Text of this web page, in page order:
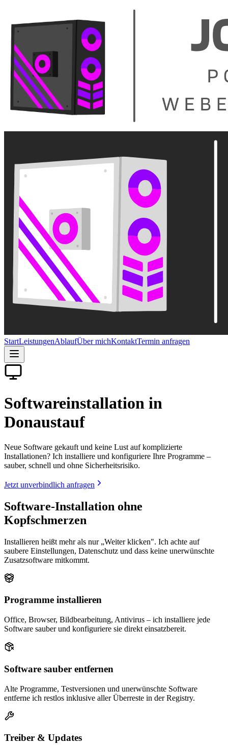
StartLeistungenAblaufÜber michKontaktTermin anfragen
Softwareinstallation in
Donaustauf
Neue Software gekauft und keine Lust auf komplizierte
Installationen? Ich installiere und konfiguriere Ihre Programme –
sauber, schnell und ohne Sicherheitsrisiko.
Jetzt unverbindlich anfragen
Software-Installation ohne
Kopfschmerzen
Installieren heißt mehr als nur „Weiter klicken". Ich achte auf
saubere Einstellungen, Datenschutz und dass keine unerwünschte
Zusatzsoftware mitkommt.
Programme installieren
Office, Browser, Bildbearbeitung, Antivirus – ich installiere jede
Software sauber und konfiguriere sie direkt einsatzbereit.
Software sauber entfernen
Alte Programme, Testversionen und unerwünschte Software
entferne ich restlos inklusive aller Überreste in der Registry.
Treiber & Updates